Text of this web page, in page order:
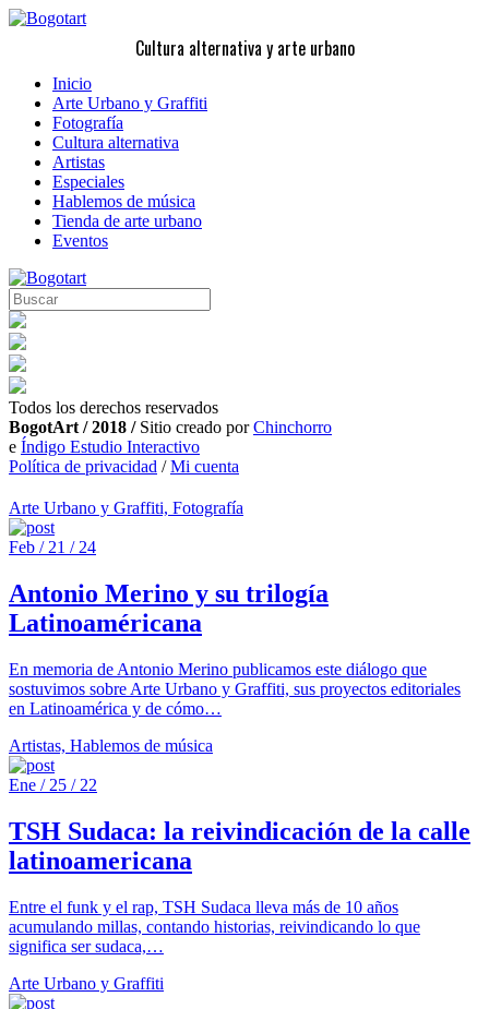
Cultura alternativa y arte urbano
Inicio
Arte Urbano y Graffiti
Fotografía
Cultura alternativa
Artistas
Especiales
Hablemos de música
Tienda de arte urbano
Eventos
Todos los derechos reservados
BogotArt / 2018 /Sitio creado porChinchorro
e Índigo Estudio Interactivo
Política de privacidad /Mi cuenta
Arte Urbano y Graffiti, Fotografía
Feb / 21 / 24
Antonio Merino y su trilogía
Latinoaméricana
En memoria de Antonio Merino publicamos este diálogo que
sostuvimos sobre Arte Urbano y Graffiti, sus proyectos editoriales
en Latinoamérica y de cómo…
Artistas, Hablemos de música
Ene / 25 / 22
TSH Sudaca: la reivindicación de la calle
latinoamericana
Entre el funk y el rap, TSH Sudaca lleva más de 10 años
acumulando millas, contando historias, reivindicando lo que
significa ser sudaca,…
Arte Urbano y Graffiti